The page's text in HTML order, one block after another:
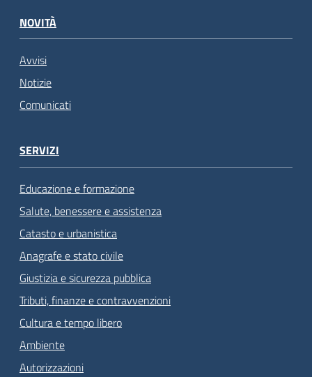
NOVITÀ
Avvisi
Notizie
Comunicati
SERVIZI
Educazione e formazione
Salute, benessere e assistenza
Catasto e urbanistica
Anagrafe e stato civile
Giustizia e sicurezza pubblica
Tributi, finanze e contravvenzioni
Cultura e tempo libero
Ambiente
Autorizzazioni